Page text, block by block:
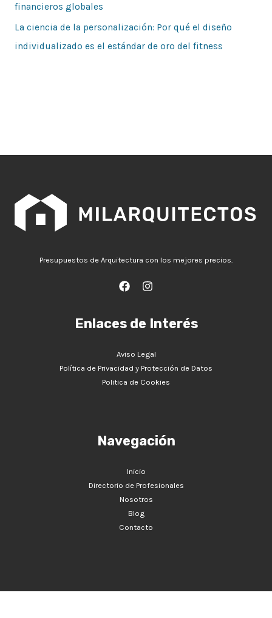
financieros globales
La ciencia de la personalización: Por qué el diseño
individualizado es el estándar de oro del fitness
Presupuestos de Arquitectura con los mejores precios.
Enlaces de Interés
Aviso Legal
Política de Privacidad y Protección de Datos
Politica de Cookies
Navegación
Inicio
Directorio de Profesionales
Nosotros
Blog
Contacto